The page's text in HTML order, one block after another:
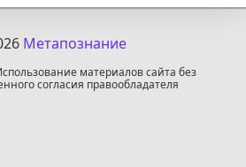
Метапознание
материалов сайта без
согласия правообладателя